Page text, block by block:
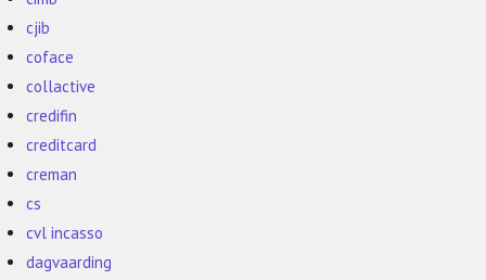
cjib
coface
collactive
credifin
creditcard
creman
cs
cvl incasso
dagvaarding